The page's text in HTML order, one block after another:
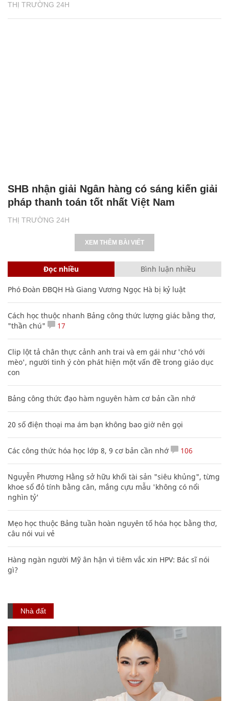
THỊ TRƯỜNG 24H
THỊ TRƯỜNG 24H
SHB nhận giải Ngân hàng có sáng kiến giải
pháp thanh toán tốt nhất Việt Nam
XEM THÊM BÀI VIẾT
Đọc nhiều Bình luận nhiều
Phó Đoàn ĐBQH Hà Giang Vương Ngọc Hà bị kỷ luật
Cách học thuộc nhanh Bảng công thức lượng giác bằng thơ,
"thần chú"
17
Clip lột tả chân thực cảnh anh trai và em gái như 'chó với
mèo', người tinh ý còn phát hiện một vấn đề trong giáo dục
con
Bảng công thức đạo hàm nguyên hàm cơ bản cần nhớ
20 số điện thoại ma ám bạn không bao giờ nên gọi
Các công thức hóa học lớp 8, 9 cơ bản cần nhớ 106
Nguyễn Phương Hằng sở hữu khối tài sản "siêu khủng", từng
khoe sổ đỏ tính bằng cân, mắng cựu mẫu 'không có nổi
nghìn tỷ'
Mẹo học thuộc Bảng tuần hoàn nguyên tố hóa học bằng thơ,
câu nói vui vẻ
Hàng ngàn người Mỹ ân hận vì tiêm vắc xin HPV: Bác sĩ nói
gì?
Nhà đất